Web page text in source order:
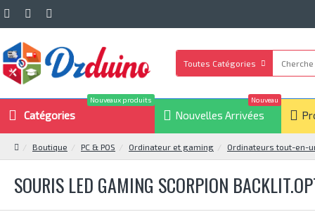
Toutes Catégories
Catégories
Nouveaux produits
Nouvelles Arrivées
Nouveau
Boutique PC & POS Ordinateur et gaming Ordinateurs tout-en-
SOURIS LED GAMING SCORPION